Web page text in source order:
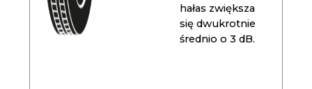
hałas zwiększa
się dwukrotnie
średnio o 3 dB.